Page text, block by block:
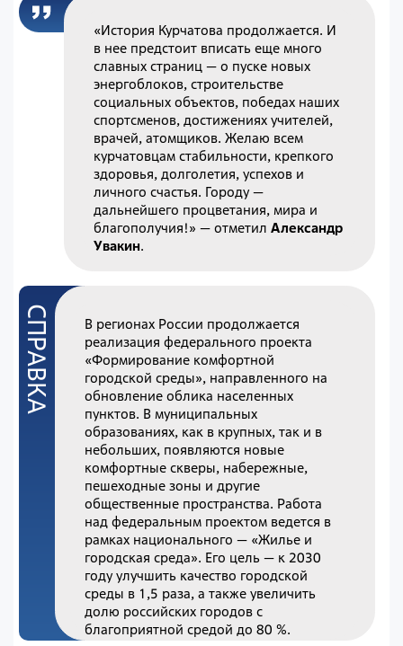
«История Курчатова продолжается. И
в нее предстоит вписать еще много
славных страниц — о пуске новых
энергоблоков, строительстве
социальных объектов, победах наших
спортсменов, достижениях учителей,
врачей, атомщиков. Желаю всем
курчатовцам стабильности, крепкого
здоровья, долголетия, успехов и
личного счастья. Городу —
дальнейшего процветания, мира и
благополучия!» — отметилАлександр
Увакин.
В регионах России продолжается
реализация федерального проекта
«Формирование комфортной
городской среды», направленного на
обновление облика населенных
пунктов. В муниципальных
образованиях, как в крупных, так и в
небольших, появляются новые
комфортные скверы, набережные,
пешеходные зоны и другие
общественные пространства. Работа
над федеральным проектом ведется в
рамках национального — «Жилье и
городская среда». Его цель — к 2030
году улучшить качество городской
среды в 1,5 раза, а также увеличить
долю российских городов с
благоприятной средой до 80 %.